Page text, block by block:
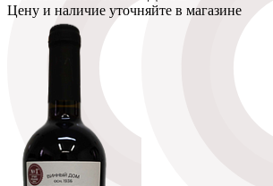
Цену и наличие уточняйте в магазине